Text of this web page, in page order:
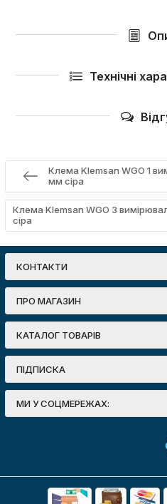
Технічні
Клема Klemsan WGO 1
мм сіра
Клема Klemsan WGO 3
сіра
КОНТАКТИ
ПРО МАГАЗИН
КАТАЛОГ ТОВАРІВ
ПІДПИСКА
МИ У СОЦМЕРЕЖАХ: